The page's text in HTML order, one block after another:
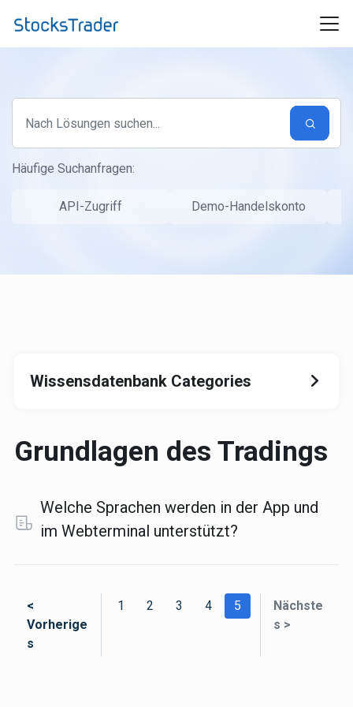
Häufige Suchanfragen:
API-Zugriff Demo-Handelskonto
Wissensdatenbank Categories
Grundlagen des Tradings
Welche Sprachen werden in der App und
im Webterminal unterstützt?
<
Vorherige
s
1 2 3 4 5
Nächste
s >